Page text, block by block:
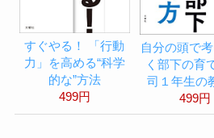
すぐやる！ 「行動
力」を高める“科学
的な”方法
499円
自分の頭で
く部下の育
司１年生の
499円